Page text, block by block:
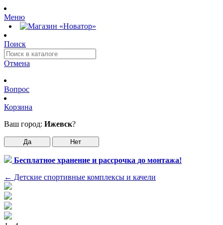
Меню
Поиск
Отмена
Вопрос
Корзина
Ваш город: Ижевск?
Да Нет
Бесплатное хранение и рассрочка до монтажа!
← Детские спортивные комплексы и качели